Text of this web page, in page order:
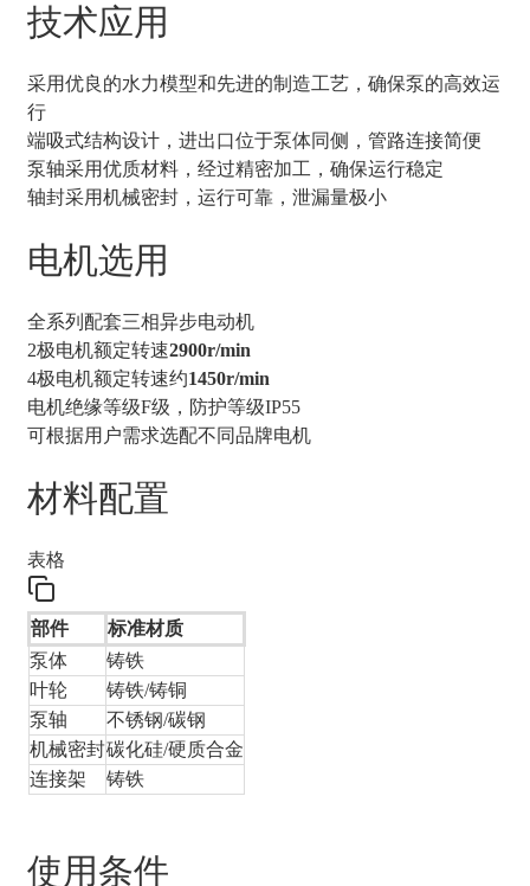
技术应用
采用优良的水力模型和先进的制造工艺，确保泵的高效运
行
端吸式结构设计，进出口位于泵体同侧，管路连接简便
泵轴采用优质材料，经过精密加工，确保运行稳定
轴封采用机械密封，运行可靠，泄漏量极小
电机选用
全系列配套三相异步电动机
2极电机额定转速2900r/min
4极电机额定转速约1450r/min
电机绝缘等级F级，防护等级IP55
可根据用户需求选配不同品牌电机
材料配置
表格
部件
标准材质
泵体
铸铁
叶轮
铸铁/铸铜
泵轴
不锈钢/碳钢
机械密封碳化硅/硬质合金
连接架
铸铁
使用条件